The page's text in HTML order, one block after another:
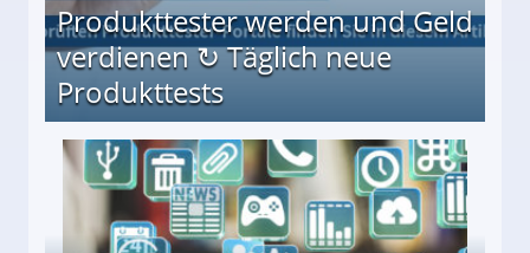
Produkttester werden und Geld
verdienen ↻ Täglich neue
Produkttests
↻ Täglich neue Produkttests